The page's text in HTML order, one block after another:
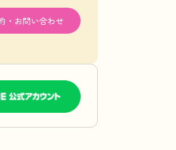
・お問い合わせ